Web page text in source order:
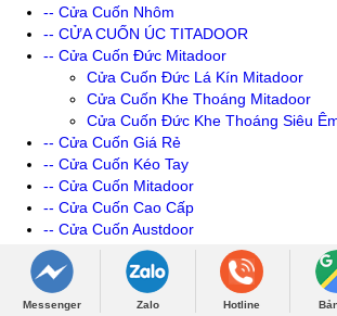
Messenger Zalo Hotline
-- Cửa Cuốn Nhôm
-- CỬA CUỐN ÚC TITADOOR
-- Cửa Cuốn Đức Mitadoor
Cửa Cuốn Đức Lá Kín Mitadoor
Cửa Cuốn Khe Thoáng Mitadoor
Cửa Cuốn Đức Khe Thoáng Siêu
-- Cửa Cuốn Giá Rẻ
-- Cửa Cuốn Kéo Tay
-- Cửa Cuốn Mitadoor
-- Cửa Cuốn Cao Cấp
-- Cửa Cuốn Austdoor
Cửa Cuốn Khe Thoáng Austdoor
-- Cửa Cuốn Khe Thoáng
-- Cửa Cuốn Song Ngang